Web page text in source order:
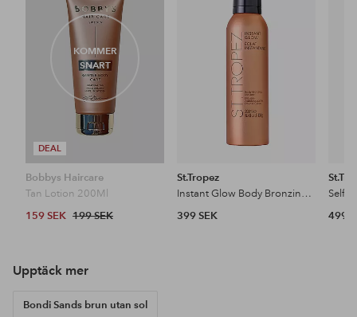
DEAL
KOMMER
SNART
Bobbys Haircare
Tan Lotion 200Ml
159 SEK 199 SEK
St.Tropez
Instant Glow Body Bronzing Mousse 200Ml
399 SEK
499
Upptäck mer
Bondi Sands brun utan sol